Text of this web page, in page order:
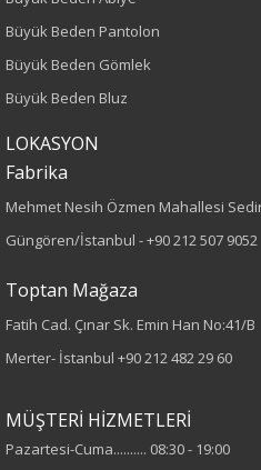
Boy
100
Paça Tipi
Geniş Paça
Kumaş Tipi
Dokuma
Desen
Düz
Büyük Beden Pantolon
Büyük Beden Gömlek
Büyük Beden Bluz
LOKASYON
Fabrika
Mehmet Nesih Özmen Mahallesi
Güngören/İstanbul -+90 212 507 9052
Toptan Mağaza
Fatih Cad. Çınar Sk. Emin Han No:41/B
Merter- İstanbul +90 212 482 29 60
MÜŞTERİ HİZMETLERİ
Pazartesi-Cuma.......... 08:30 - 19:00